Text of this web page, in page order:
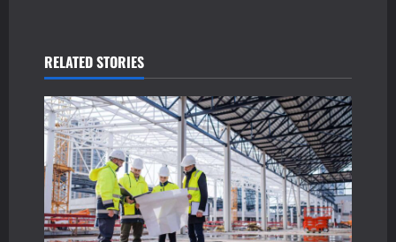
n
a
v
i
g
a
RELATED STORIES